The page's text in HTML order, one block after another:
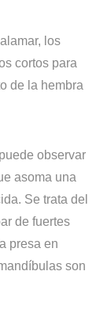
los
cortos para
de la hembra
observar
asoma una
Se trata del
de fuertes
presa en
son